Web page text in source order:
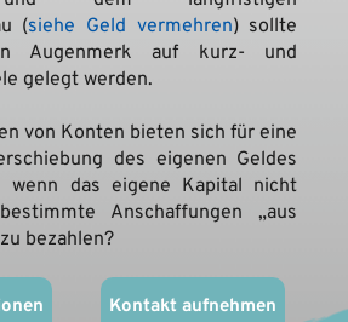
(siehe Geld vermehren) sollte
Augenmerk auf kurz- und
gelegt werden.
von Konten bieten sich für eine
des eigenen Geldes
wenn das eigene Kapital nicht
Anschaffungen „aus
bezahlen?
Kontakt aufnehmen